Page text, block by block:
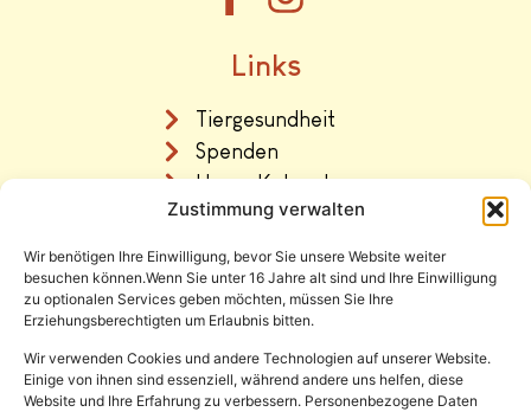
Zustimmung verwalten
Wir benötigen Ihre Einwilligung, bevor Sie unsere Website weiter
besuchen können.Wenn Sie unter 16 Jahre alt sind und Ihre Einwilligung
zu optionalen Services geben möchten, müssen Sie Ihre
Erziehungsberechtigten um Erlaubnis bitten.
Wir verwenden Cookies und andere Technologien auf unserer Website.
Einige von ihnen sind essenziell, während andere uns helfen, diese
Website und Ihre Erfahrung zu verbessern. Personenbezogene Daten
Links
Tiergesundheit
Spenden
Unser Katzenhaus
Vermittlung
Rechtliches
Impressum
Datenschutz
Satzung